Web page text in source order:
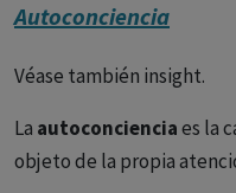
Autoconciencia
Véase también insight.
La autoconcienciaes la
objeto de la propia